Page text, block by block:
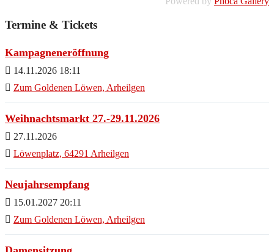
Termine & Tickets
Kampagneneröffnung
14.11.2026 18:11
Zum Goldenen Löwen, Arheilgen
Weihnachtsmarkt 27.-29.11.2026
27.11.2026
Löwenplatz, 64291 Arheilgen
Neujahrsempfang
15.01.2027 20:11
Zum Goldenen Löwen, Arheilgen